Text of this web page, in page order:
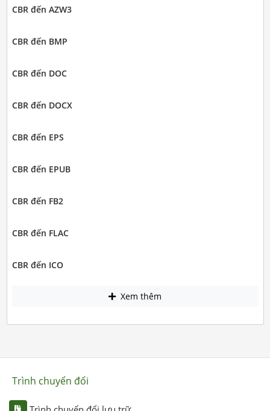
CBR đến AZW3
CBR đến BMP
CBR đến DOC
CBR đến DOCX
CBR đến EPS
CBR đến EPUB
CBR đến FB2
CBR đến FLAC
CBR đến ICO
Xem thêm
Trình chuyển đổi